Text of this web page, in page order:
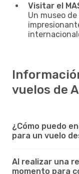
Visitar el
Un museo
vuelos de
¿Cómo puedo
para un vuelo
Al realizar una
momento para